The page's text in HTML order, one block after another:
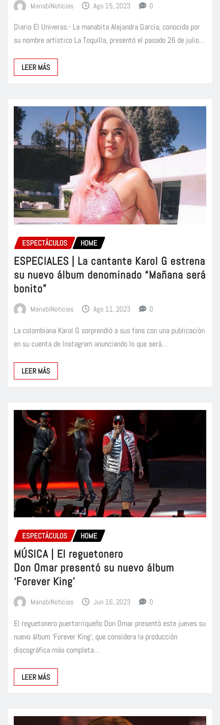
ManabiNoticias Ago 15, 2023 0
Diario El Universo.- La manabita Alejandra García, conocida por
su nombre artístico La Toquilla, presentó el pasado 26 de julio…
LEER MÁS
ESPECTÁCULOS HOME
ESPECIALES | La cantante Karol G estrena
su nuevo álbum denominado “Mañana será
bonito”
ManabiNoticias Ago 11, 2023 0
La colombiana Karol G sorprendió a sus fans con una publicación
en su cuenta de Instagram anunciando lo que será…
LEER MÁS
ESPECTÁCULOS HOME
MÚSICA | El reguetonero
Don Omar presentó su nuevo álbum
‘Forever King’
ManabiNoticias Jun 16, 2023 0
El reguetonero puertorriqueño Don Omar presentó este jueves su
nuevo álbum ‘Forever King‘, que considera la producción
discográfica más completa…
LEER MÁS